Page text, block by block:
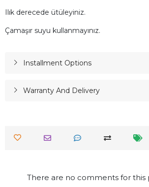
Ilık derecede ütüleyiniz.
Çamaşır suyu kullanmayınız.
Installment Options
Warranty And Delivery
There are no comments for this